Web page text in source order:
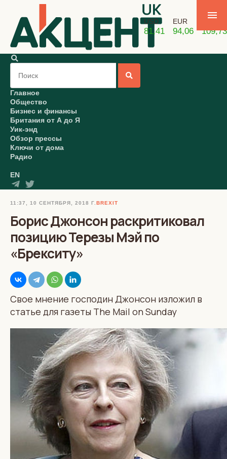
USD
81,41
EUR
94,06 109,73
Главное
Общество
Бизнес и финансы
Британия от А до Я
Уик-энд
Обзор прессы
Ключи от дома
Радио
EN
11:37, 10 СЕНТЯБРЯ, 2018 Г. BREXIT
Борис Джонсон раскритиковал
позицию Терезы Мэй по
«Брекситу»
Свое мнение господин Джонсон изложил в
статье для газеты The Mail on Sunday